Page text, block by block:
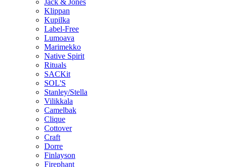
Jack & Jones
Klippan
Kupilka
Label-Free
Lumoava
Marimekko
Native Spirit
Rituals
SACKit
SOL'S
Stanley/Stella
Vilikkala
Camelbak
Clique
Cottover
Craft
Dorre
Finlayson
Firephant